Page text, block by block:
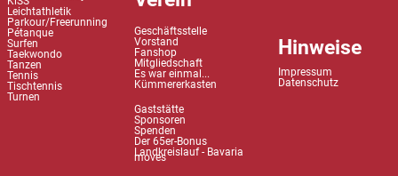
Leichtathletik
Parkour/Freerunning
Pétanque
Surfen
Taekwondo
Tanzen
Tennis
Tischtennis
Turnen
Geschäftsstelle
Vorstand
Fanshop
Mitgliedschaft
Es war einmal...
Kümmererkasten
Gaststätte
Sponsoren
Spenden
Der 65er-Bonus
Landkreislauf - Bavaria
moves
Hinweise
Impressum
Datenschutz